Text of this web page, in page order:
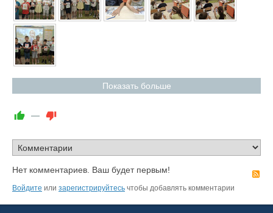
Показать больше
—
Нет комментариев. Ваш будет первым!
Войдите или зарегистрируйтесь чтобы добавлять комментарии